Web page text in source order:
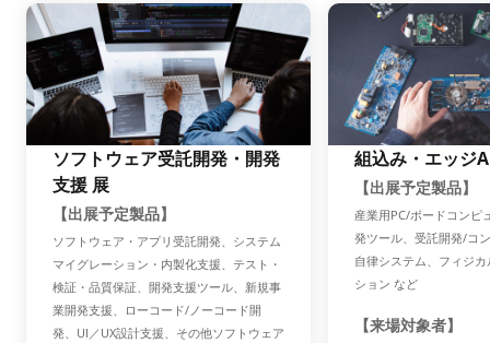
ソフトウェア受託開発・開発
支援 展
【出展予定製品】
ソフトウェア・アプリ受託開発、システム
マイグレーション・内製化支援、テスト・
検証・品質保証、開発支援ツール、新規事
業開発支援、ローコード/ノーコード開
発、UI／UX設計支援、その他ソフトウェア
組込み・エッジ
【出展予定製品】
産業用PC/ボードコンピ
発ツール、受託開発/コ
自律システム、フィジ
ション など
【来場対象者】